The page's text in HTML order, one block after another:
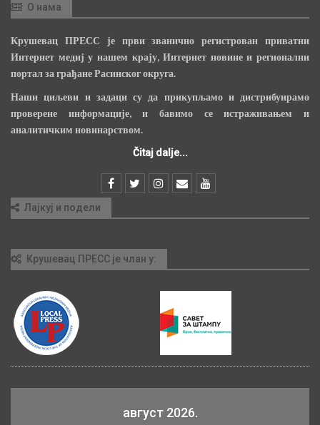
О нама
Крушевац ПРЕСС је први званично регистрован приватни
Интернет медиј у нашем крају, Интернет новине и регионални
портал за грађане Расинског округа.
Наши циљеви и задаци су да прикупљамо и дистрибуирамо
проверене информације, и бавимо се истраживањем и
аналитичким новинарством.
Čitaj dalje...
Лајкуј и подели
Крушевац ПРЕСС је члан у:
август 2026.